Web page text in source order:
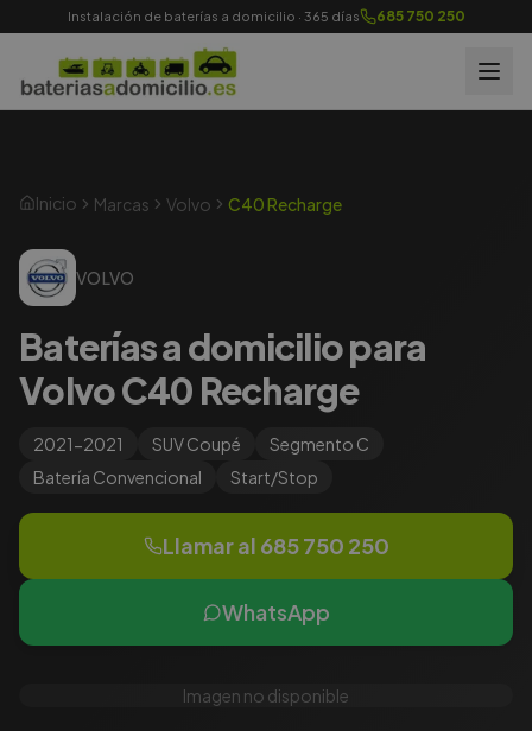
Instalación de baterías a domicilio · 365 días 685 750 250
Inicio Marcas Volvo C40 Recharge
VOLVO
Baterías a domicilio para
Volvo C40 Recharge
2021-2021 SUV Coupé Segmento C
Batería Convencional Start/Stop
Llamar al 685 750 250
WhatsApp
Imagen no disponible